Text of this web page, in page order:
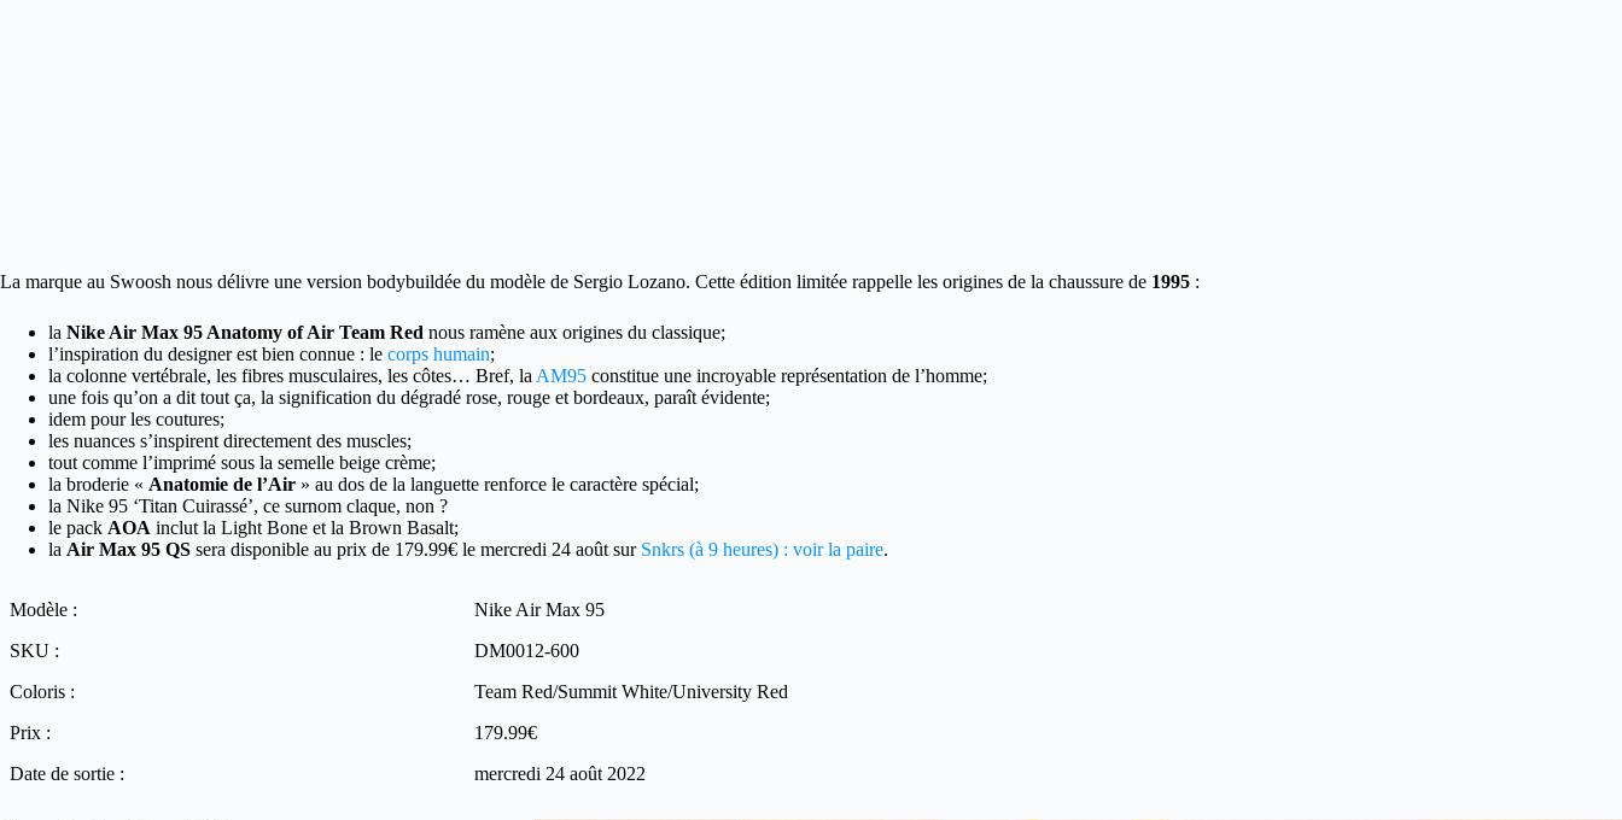
La marque au Swoosh nous délivre une version bodybuildée du modèle de Sergio Lozano. Cette édition limitée rappelle les origines de la chaussure de 1995 :
la Nike Air Max 95 Anatomy of Air Team Red nous ramène aux origines du classique;
l’inspiration du designer est bien connue : le corps humain;
la colonne vertébrale, les fibres musculaires, les côtes… Bref, la AM95 constitue une incroyable représentation de l’homme;
une fois qu’on a dit tout ça, la signification du dégradé rose, rouge et bordeaux, paraît évidente;
idem pour les coutures;
les nuances s’inspirent directement des muscles;
tout comme l’imprimé sous la semelle beige crème;
la broderie « Anatomie de l’Air » au dos de la languette renforce le caractère spécial;
la Nike 95 ‘Titan Cuirassé’, ce surnom claque, non ?
le pack AOA inclut la Light Bone et la Brown Basalt;
la Air Max 95 QS sera disponible au prix de 179.99€ le mercredi 24 août sur Snkrs (à 9 heures) : voir la paire.
Modèle :
Nike Air Max 95
SKU :
DM0012-600
Coloris :
Team Red/Summit White/University Red
Prix :
179.99€
Date de sortie :
mercredi 24 août 2022